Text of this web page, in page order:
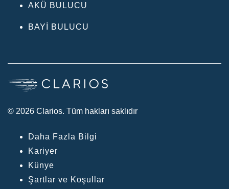
AKÜ BULUCU
BAYI BULUCU
© 2026 Clarios. Tüm hakları saklıdır
Daha Fazla Bilgi
Kariyer
Künye
Şartlar ve Koşullar